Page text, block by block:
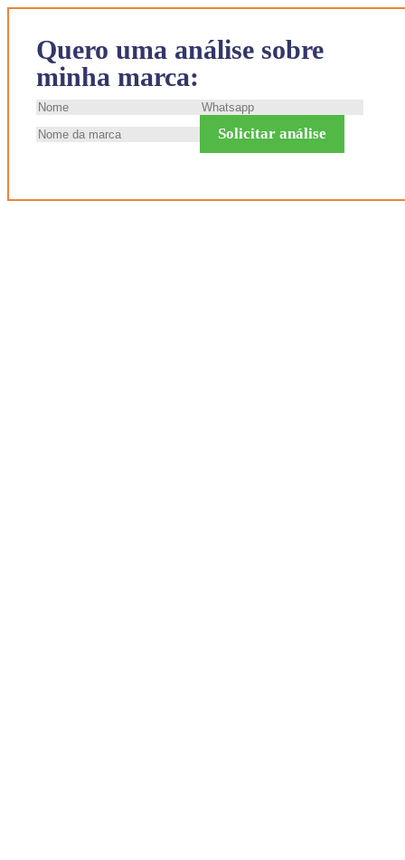
Quero uma análise sobre
minha marca:
Solicitar análise